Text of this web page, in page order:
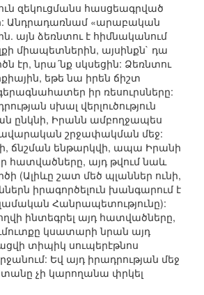
զեկուցմանս հասցեագրված
Անդրադառնամ «արաբական
այն ձեռնտու է հիմնականում
միապետներին, այսինքն` դա
էր, նրա´նք սկսեցին: Ձեռնտու
եթե նա իրեն ճիշտ
իր ռեսուրսները:
սխալ վերլուծություն
ընկնի, Իրանն ամբողջապես
շրջափակման մեջ:
ճնշման ենթարկվի, ապա Իրանի
հատվածները, այդ թվում նաև
(Ալիևը շատ մեծ պլաններ ունի,
իրագործելուն խանգարում է
Հանրապետությունը):
ինտեգրել այդ հատվածները,
կսատարի նրան այդ
տիպիկ սուպերէթնոս
Եվ այդ իրադրության մեջ
չի կարողանա փրկել